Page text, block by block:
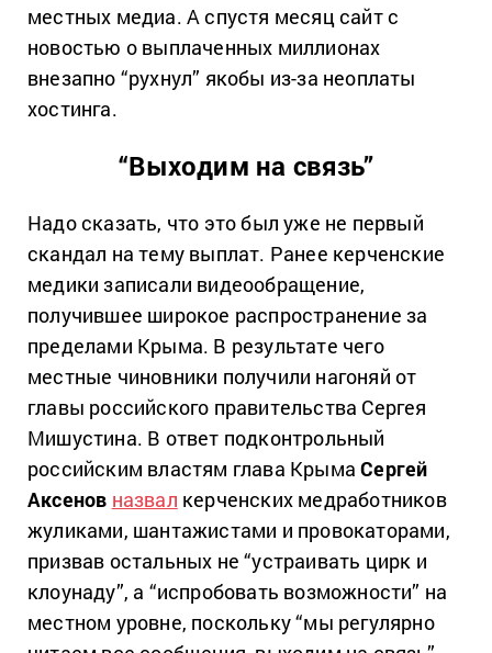
местных медиа. А спустя месяц сайт с
новостью о выплаченных миллионах
внезапно “рухнул” якобы из-за неоплаты
хостинга.
“Выходим на связь”
Надо сказать, что это был уже не первый
скандал на тему выплат. Ранее керченские
медики записали видеообращение,
получившее широкое распространение за
пределами Крыма. В результате чего
местные чиновники получили нагоняй от
главы российского правительства Сергея
Мишустина. В ответ подконтрольный
российским властям глава КрымаСергей
Аксенов назвал керченских медработников
жуликами, шантажистами и провокаторами,
призвав остальных не “устраивать цирк и
клоунаду”, а “испробовать возможности” на
местном уровне, поскольку “мы регулярно